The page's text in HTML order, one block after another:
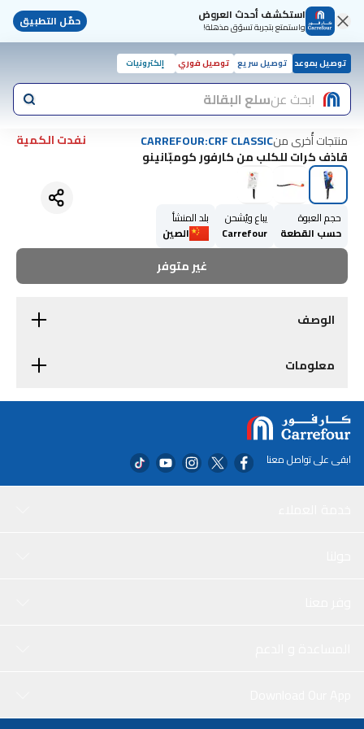
استكشف أحدث العروض
واستمتع بتجربة تسوّق مذهلة! حمّل التطبيق
توصيل بموعد توصيل سريع توصيل فوري إلكترونيات
ابحث عنسلع البقالة
منتجات أُخرى منCARREFOUR:CRF CLASSIC
نفدت الكمية
قاذف كرات للكلب من كارفور كومبّانينو
حجم العبوة
حسب القطعة
يباع ويُشحن
Carrefour
بلد المنشأ
الصين
غير متوفر
الوصف
معلومات
ابقى على تواصل معنا